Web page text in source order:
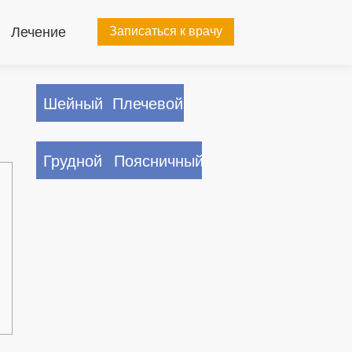
Лечение Записаться к врачу
Шейный Плечевой
Грудной Поясничный